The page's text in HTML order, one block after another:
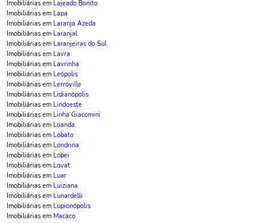
Imobiliárias em Lajeado Bonito
Imobiliárias em Lapa
Imobiliárias em Laranja Azeda
Imobiliárias em Laranjal
Imobiliárias em Laranjeiras do Sul
Imobiliárias em Lavra
Imobiliárias em Lavrinha
Imobiliárias em Leópolis
Imobiliárias em Lerroville
Imobiliárias em Lidianópolis
Imobiliárias em Lindoeste
Imobiliárias em Linha Giacomini
Imobiliárias em Loanda
Imobiliárias em Lobato
Imobiliárias em Londrina
Imobiliárias em Lopei
Imobiliárias em Lovat
Imobiliárias em Luar
Imobiliárias em Luiziana
Imobiliárias em Lunardelli
Imobiliárias em Lupionópolis
Imobiliárias em Macaco